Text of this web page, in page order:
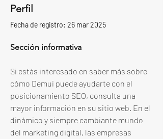
Perfil
Fecha de registro: 26 mar 2025
Sección informativa
Si estás interesado en saber más sobre
cómo Demui puede ayudarte con el
posicionamiento SEO, consulta una
mayor información en su sitio web. En el
dinámico y siempre cambiante mundo
del marketing digital, las empresas